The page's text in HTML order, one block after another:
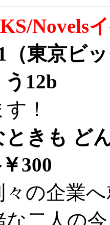
Novels
東京ビ
12b
！
ときも ど
300
の企業
な二人の